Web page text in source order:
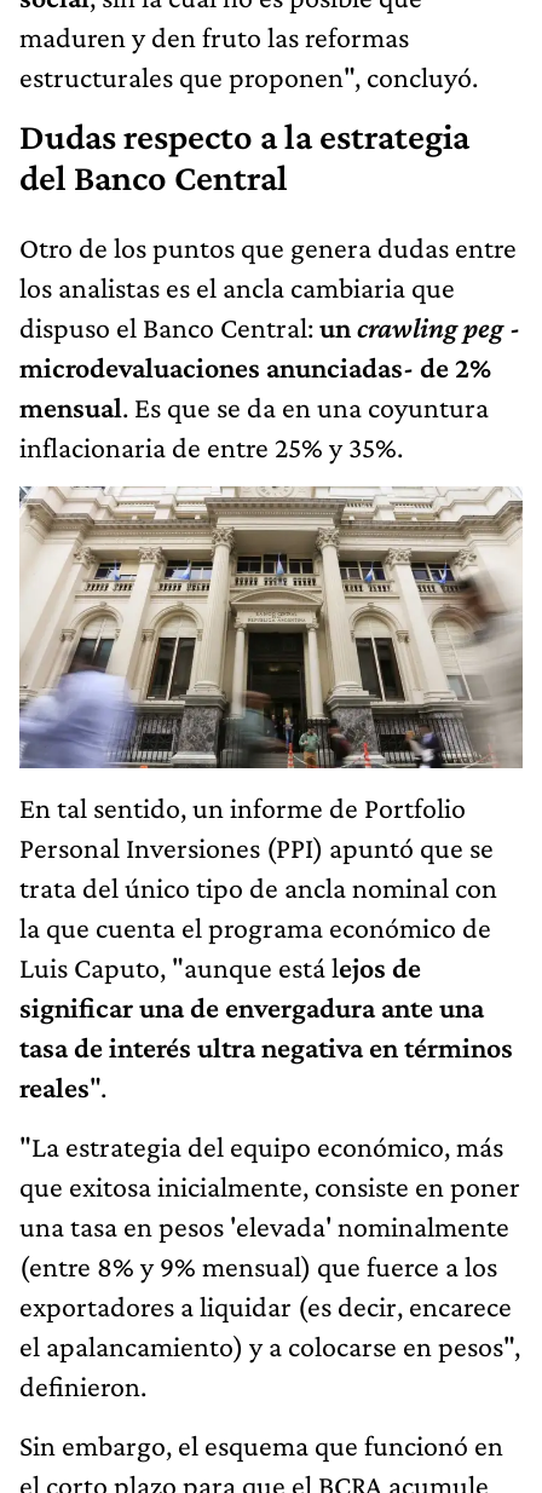
maduren y den fruto las reformas
estructurales que proponen", concluyó.
Dudas respecto a la estrategia
del Banco Central
Otro de los puntos que genera dudas entre
los analistas es el ancla cambiaria que
dispuso el Banco Central:uncrawling peg-
microdevaluaciones anunciadas- de 2%
mensual. Es que se da en una coyuntura
inflacionaria de entre 25% y 35%.
En tal sentido, un informe de Portfolio
Personal Inversiones (PPI) apuntó que se
trata del único tipo de ancla nominal con
la que cuenta el programa económico de
Luis Caputo, "aunque está lejos de
significar una de envergadura ante una
tasa de interés ultra negativa en términos
reales".
"La estrategia del equipo económico, más
que exitosa inicialmente, consiste en poner
una tasa en pesos 'elevada' nominalmente
(entre 8% y 9% mensual) que fuerce a los
exportadores a liquidar (es decir, encarece
el apalancamiento) y a colocarse en pesos",
definieron.
Sin embargo, el esquema que funcionó en
el corto plazo para que el BCRA acumule